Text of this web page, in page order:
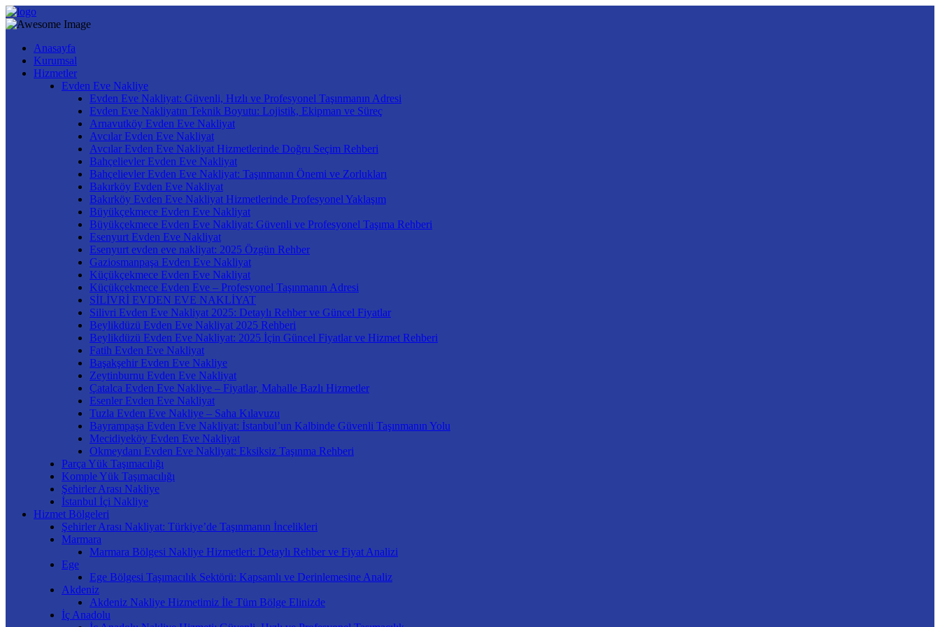
Anasayfa
Kurumsal
Hizmetler
Evden Eve Nakliye
Evden Eve Nakliyat: Güvenli, Hızlı ve Profesyonel Taşınmanın Adresi
Evden Eve Nakliyatın Teknik Boyutu: Lojistik, Ekipman ve Süreç
Arnavutköy Evden Eve Nakliyat
Avcılar Evden Eve Nakliyat
Avcılar Evden Eve Nakliyat Hizmetlerinde Doğru Seçim Rehberi
Bahçelievler Evden Eve Nakliyat
Bahçelievler Evden Eve Nakliyat: Taşınmanın Önemi ve Zorlukları
Bakırköy Evden Eve Nakliyat
Bakırköy Evden Eve Nakliyat Hizmetlerinde Profesyonel Yaklaşım
Büyükçekmece Evden Eve Nakliyat
Büyükçekmece Evden Eve Nakliyat: Güvenli ve Profesyonel Taşıma Rehberi
Esenyurt Evden Eve Nakliyat
Esenyurt evden eve nakliyat: 2025 Özgün Rehber
Gaziosmanpaşa Evden Eve Nakliyat
Küçükçekmece Evden Eve Nakliyat
Küçükçekmece Evden Eve – Profesyonel Taşınmanın Adresi
SİLİVRİ EVDEN EVE NAKLİYAT
Silivri Evden Eve Nakliyat 2025: Detaylı Rehber ve Güncel Fiyatlar
Beylikdüzü Evden Eve Nakliyat 2025 Rehberi
Beylikdüzü Evden Eve Nakliyat: 2025 İçin Güncel Fiyatlar ve Hizmet Rehberi
Fatih Evden Eve Nakliyat
Başakşehir Evden Eve Nakliye
Zeytinburnu Evden Eve Nakliyat
Çatalca Evden Eve Nakliye – Fiyatlar, Mahalle Bazlı Hizmetler
Esenler Evden Eve Nakliyat
Tuzla Evden Eve Nakliye – Saha Kılavuzu
Bayrampaşa Evden Eve Nakliyat: İstanbul’un Kalbinde Güvenli Taşınmanın Yolu
Mecidiyeköy Evden Eve Nakliyat
Okmeydanı Evden Eve Nakliyat: Eksiksiz Taşınma Rehberi
Parça Yük Taşımacılığı
Komple Yük Taşımacılığı
Şehirler Arası Nakliye
İstanbul İçi Nakliye
Hizmet Bölgeleri
Şehirler Arası Nakliyat: Türkiye’de Taşınmanın İncelikleri
Marmara
Marmara Bölgesi Nakliye Hizmetleri: Detaylı Rehber ve Fiyat Analizi
Ege
Ege Bölgesi Taşımacılık Sektörü: Kapsamlı ve Derinlemesine Analiz
Akdeniz
Akdeniz Nakliye Hizmetimiz İle Tüm Bölge Elinizde
İç Anadolu